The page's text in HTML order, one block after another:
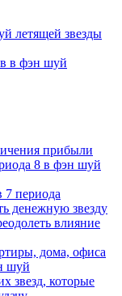
летящей звезды
в фэн шуй
прибыли
8 в фэн шуй
7 периода
денежную звезду
влияние
дома, офиса
шуй
звезд, которые